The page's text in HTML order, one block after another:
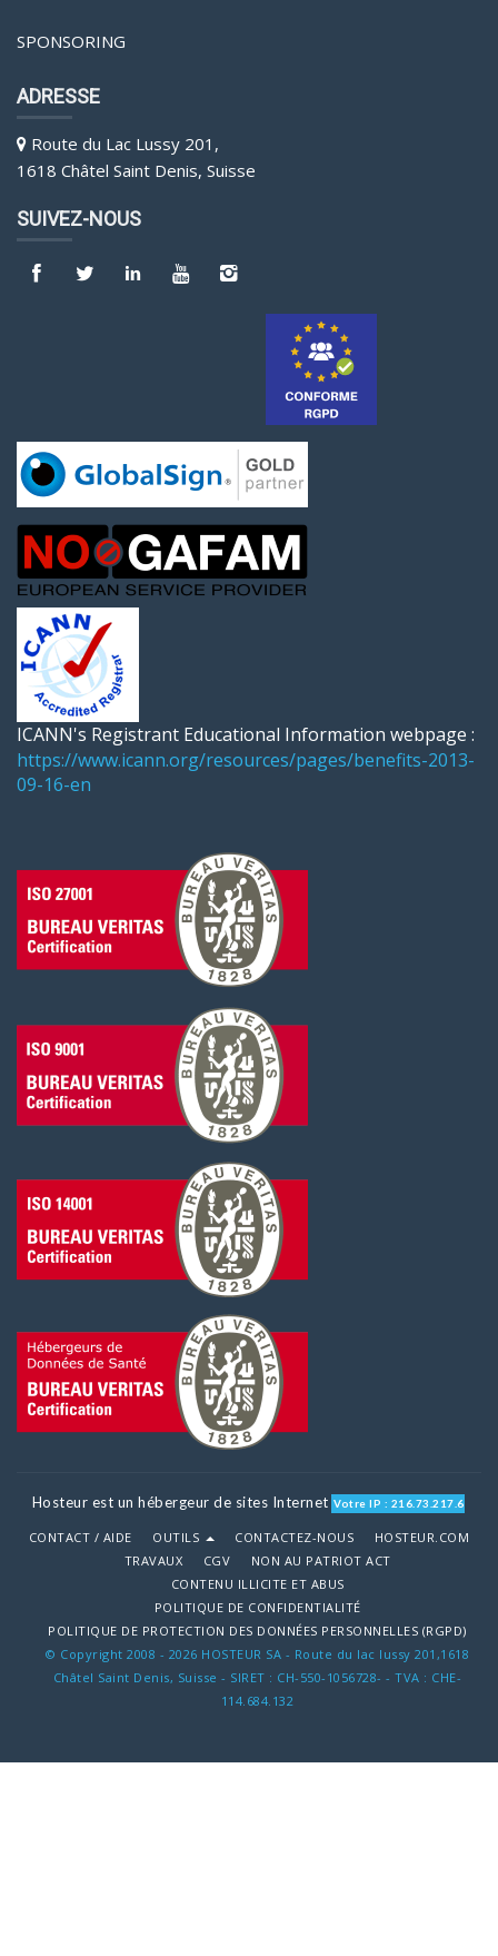
SPONSORING
ADRESSE
Route du Lac Lussy 201,
1618 Châtel Saint Denis, Suisse
SUIVEZ-NOUS
ICANN's Registrant Educational Information webpage :
https://www.icann.org/resources/pages/benefits-2013-
09-16-en
Hosteur est un hébergeur de sites Internet Votre IP : 216.73.217.6
CONTACT / AIDE OUTILS CONTACTEZ-NOUS
HOSTEUR.COM
TRAVAUX
CGV
NON AU PATRIOT ACT
CONTENU ILLICITE ET ABUS
POLITIQUE DE CONFIDENTIALITÉ
POLITIQUE DE PROTECTION DES DONNÉES PERSONNELLES (RGPD)
© Copyright 2008 - 2026 HOSTEUR SA - Route du lac lussy 201,1618
Châtel Saint Denis, Suisse - SIRET : CH-550-1056728- - TVA : CHE-
114.684.132